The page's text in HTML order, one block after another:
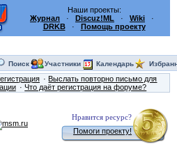
Наши проекты:
Журнал · Discuz!ML · Wiki ·
DRKB· Помощь проекту
Поиск Участники Календарь
Выслать повторно письмо для
Что даёт регистрация на форуме?
Нравится ресурс?
Помоги проекту!